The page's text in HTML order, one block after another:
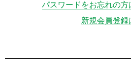
パスワードをお忘れの方
新規会員登録